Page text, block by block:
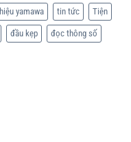
yamawa tin tức Tiện
đầu kẹp đọc thông số